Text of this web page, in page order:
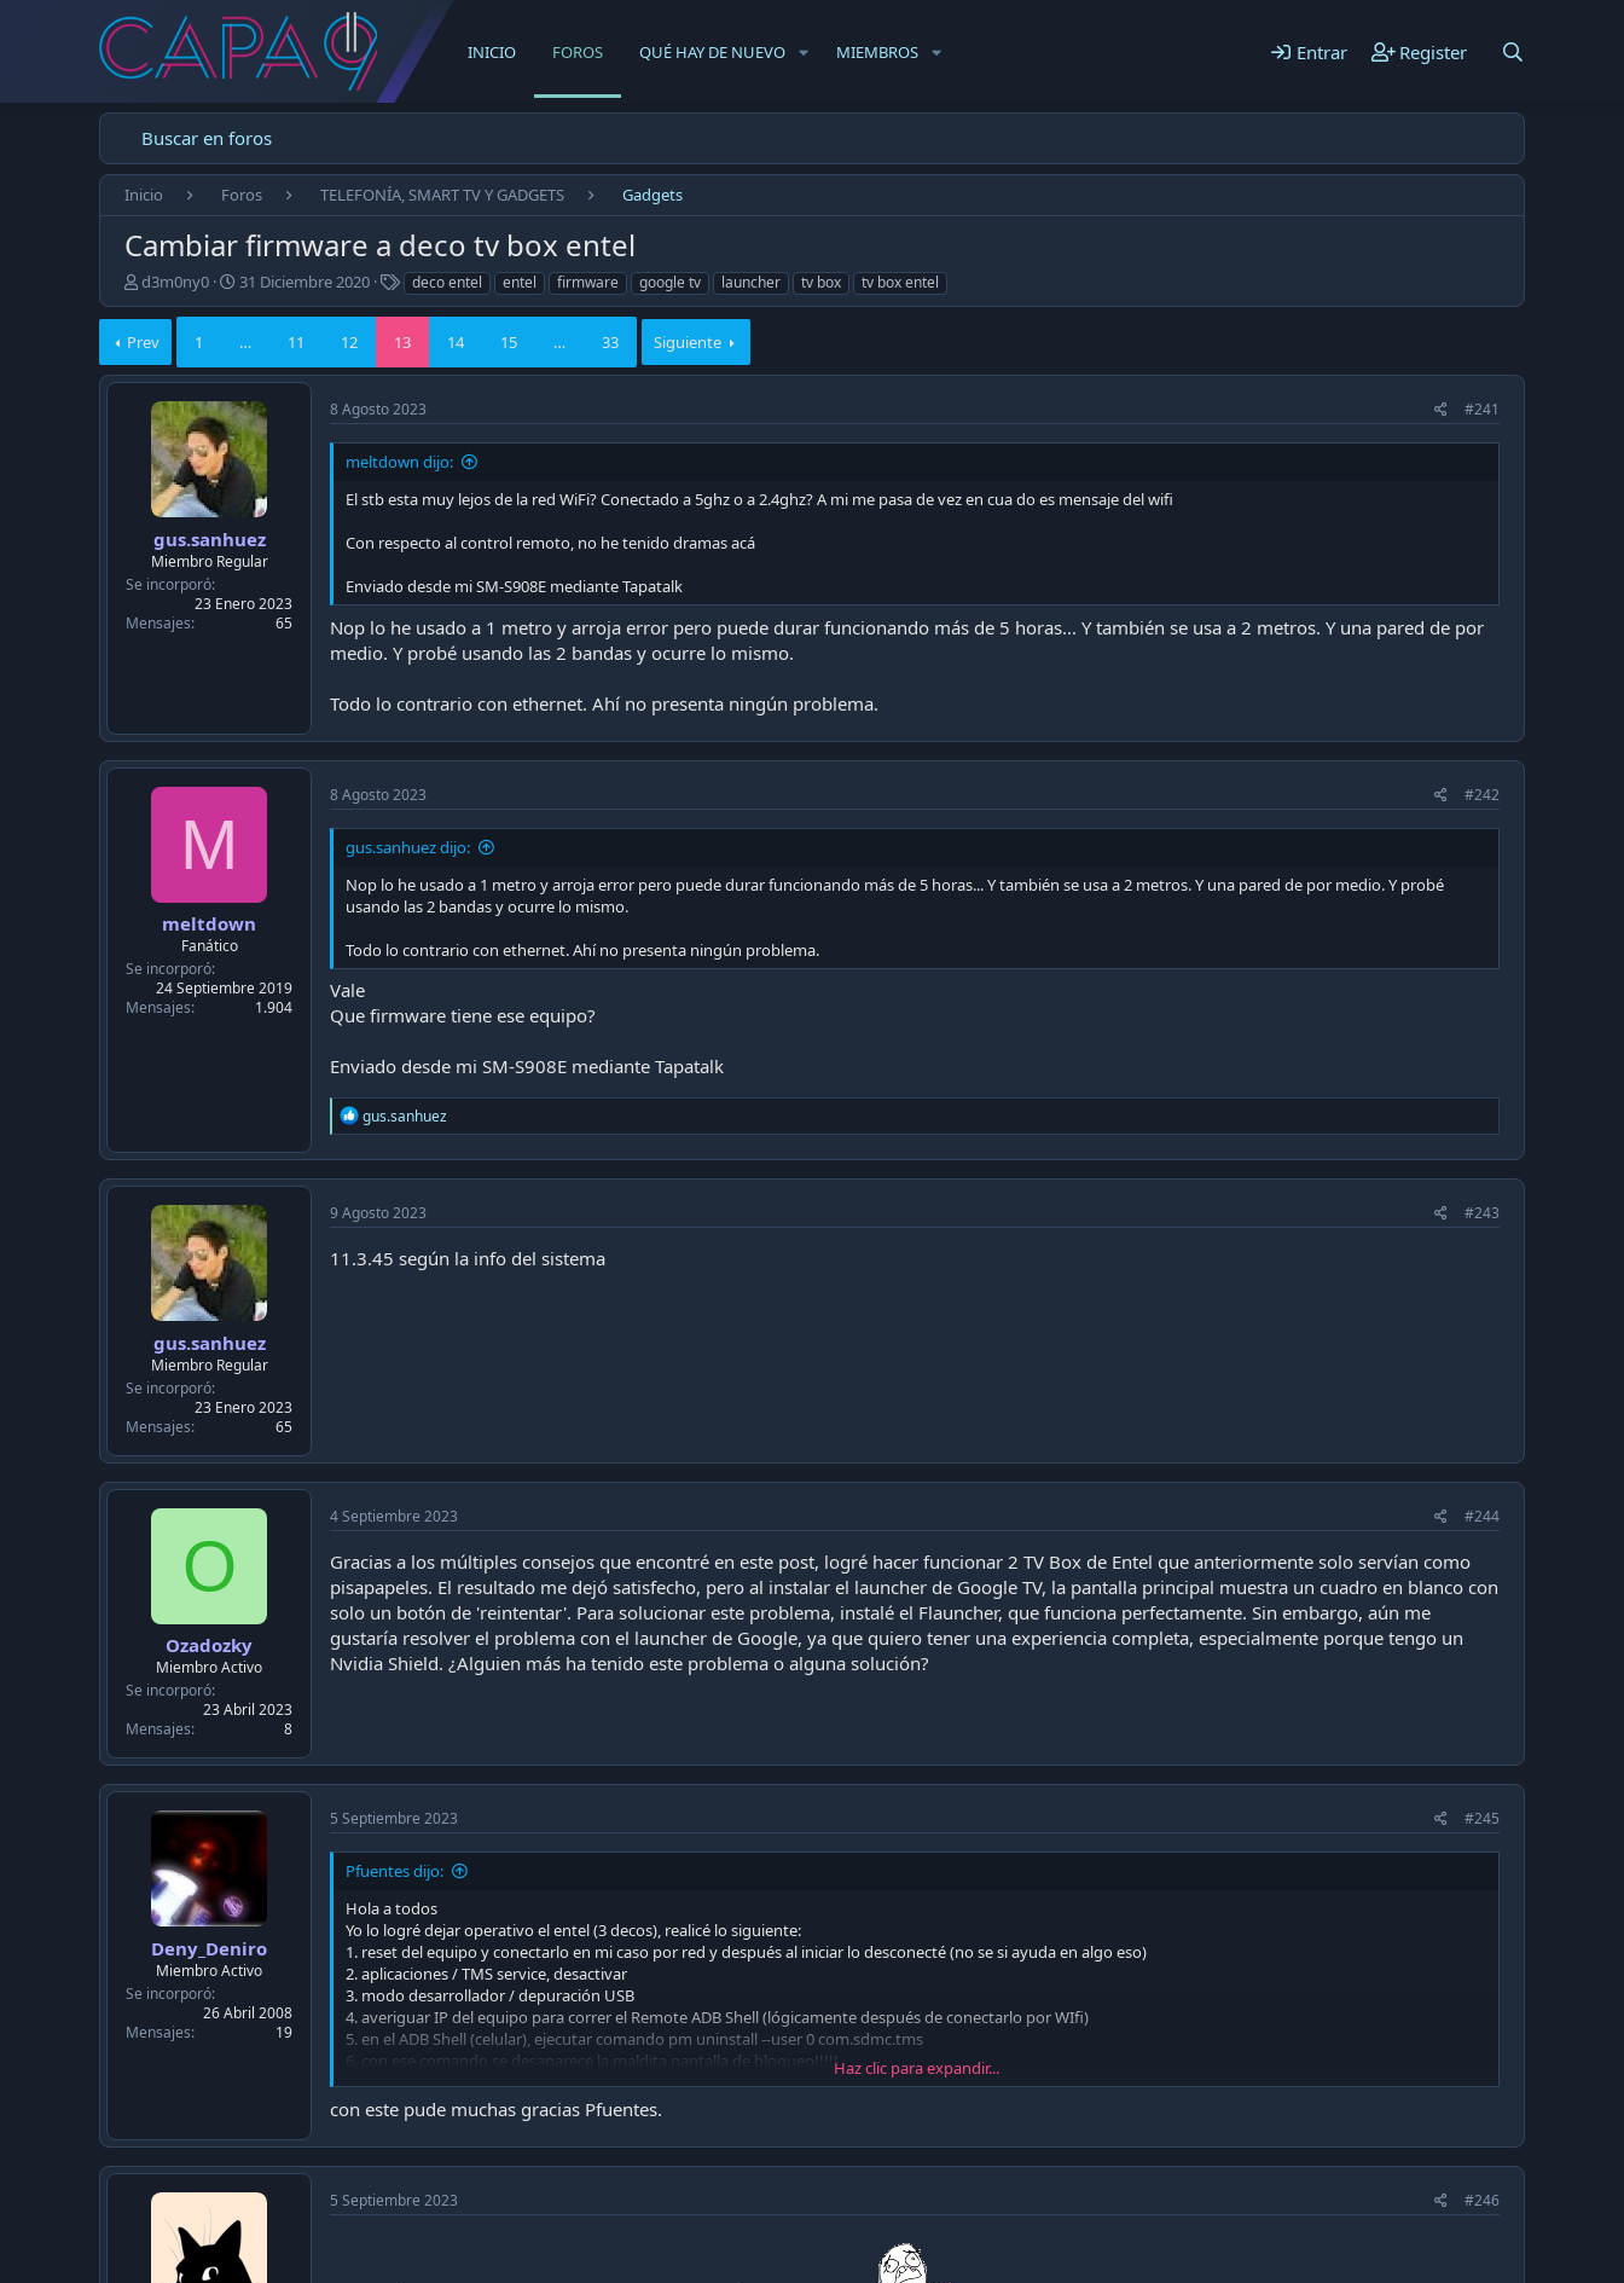
INICIO FOROS QUÉ HAY DE NUEVO MIEMBROS Entrar Register
Buscar en foros
Inicio Foros TELEFONÍA, SMART TV Y GADGETS Gadgets
Cambiar firmware a deco tv box entel
E
m
p
e
z
ó
m
d3m0ny0
F
e
c
h
a
d
e
p
u
c
a
i
31 Diciembre 2020
T
a
g
s
deco entel entel firmware google tv launcher tv box tv box entel
Prev 1 … 11 12 13 14 15 … 33 Siguiente
gus.sanhuez
Miembro Regular
Se incorporó
23 Enero 2023
Mensajes
65
8 Agosto 2023 #241
meltdown dijo:
El stb esta muy lejos de la red WiFi? Conectado a 5ghz o a 2.4ghz? A mi me pasa de vez en cua do es mensaje del wifi
Con respecto al control remoto, no he tenido dramas acá
Enviado desde mi SM-S908E mediante Tapatalk
Nop lo he usado a 1 metro y arroja error pero puede durar funcionando más de 5 horas... Y también se usa a 2 metros. Y una pared de por
medio. Y probé usando las 2 bandas y ocurre lo mismo.
Todo lo contrario con ethernet. Ahí no presenta ningún problema.
M
meltdown
Fanático
Se incorporó
24 Septiembre 2019
Mensajes
1.904
8 Agosto 2023 #242
gus.sanhuez dijo:
Nop lo he usado a 1 metro y arroja error pero puede durar funcionando más de 5 horas... Y también se usa a 2 metros. Y una pared de por medio. Y probé
usando las 2 bandas y ocurre lo mismo.
Todo lo contrario con ethernet. Ahí no presenta ningún problema.
Vale
Que firmware tiene ese equipo?
Enviado desde mi SM-S908E mediante Tapatalk
R
e
i
o
n
s
gus.sanhuez
gus.sanhuez
Miembro Regular
Se incorporó
23 Enero 2023
Mensajes
65
9 Agosto 2023 #243
11.3.45 según la info del sistema
O
Ozadozky
Miembro Activo
Se incorporó
23 Abril 2023
Mensajes
8
4 Septiembre 2023 #244
Gracias a los múltiples consejos que encontré en este post, logré hacer funcionar 2 TV Box de Entel que anteriormente solo servían como
pisapapeles. El resultado me dejó satisfecho, pero al instalar el launcher de Google TV, la pantalla principal muestra un cuadro en blanco con
solo un botón de 'reintentar'. Para solucionar este problema, instalé el Flauncher, que funciona perfectamente. Sin embargo, aún me
gustaría resolver el problema con el launcher de Google, ya que quiero tener una experiencia completa, especialmente porque tengo un
Nvidia Shield. ¿Alguien más ha tenido este problema o alguna solución?
Deny_Deniro
Miembro Activo
Se incorporó
26 Abril 2008
Mensajes
19
5 Septiembre 2023 #245
Pfuentes dijo:
Hola a todos
Yo lo logré dejar operativo el entel (3 decos), realicé lo siguiente:
1. reset del equipo y conectarlo en mi caso por red y después al iniciar lo desconecté (no se si ayuda en algo eso)
2. aplicaciones / TMS service, desactivar
3. modo desarrollador / depuración USB
4. averiguar IP del equipo para correr el Remote ADB Shell (lógicamente después de conectarlo por WIfi)
5. en el ADB Shell (celular), ejecutar comando pm uninstall --user 0 com.sdmc.tms
6. con ese comando se desaparece la maldita pantalla de bloqueo!!!!!
7. instalar el louncher a elección (en mi caso Flouncher)
8. una vez instalado el louncher, ejecutan los comandos:
pm uninstall --user 0 com.twentyfouri.setupwizard.entel
pm uninstall --user 0 com.twentyfouri.entellauncher
9. queda con el muevo louncher y no mas bloqueo...
OJO: en cada paso, debí reiniciar el equipo, porque salía el bloqueo de pantalla, pero con paciencia y rapidez, uno lo puede lograr..
Haz clic para expandir...
con este pude muchas gracias Pfuentes.
5 Septiembre 2023 #246